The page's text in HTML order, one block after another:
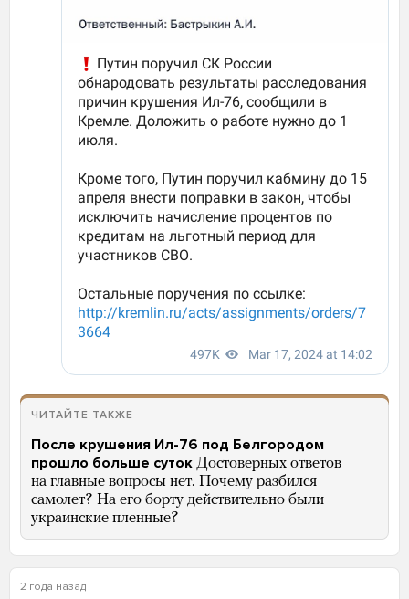
ЧИТАЙТЕ ТАКЖЕ
После крушения Ил-76 под Белгородом
прошло больше суток Достоверных ответов
на главные вопросы нет. Почему разбился
самолет? На его борту действительно были
украинские пленные?
2 года назад